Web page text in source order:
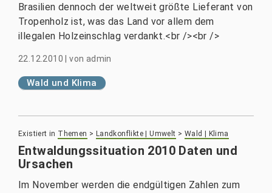
Brasilien dennoch der weltweit größte Lieferant von
Tropenholz ist, was das Land vor allem dem
illegalen Holzeinschlag verdankt.<br /><br />
22.12.2010 |von admin
Wald und Klima
Existiert in Themen > Landkonflikte | Umwelt > Wald | Klima
Entwaldungssituation 2010 Daten und
Ursachen
Im November werden die endgültigen Zahlen zum